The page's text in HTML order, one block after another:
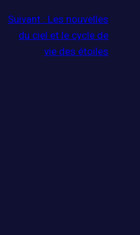
Suivant : Les nouvelles
du ciel et le cycle de
vie des étoiles